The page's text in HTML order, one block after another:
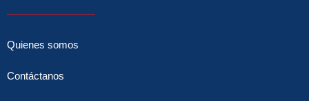
Quienes somos
Contáctanos